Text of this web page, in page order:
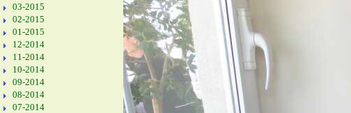
03-2015
02-2015
01-2015
12-2014
11-2014
10-2014
09-2014
08-2014
07-2014